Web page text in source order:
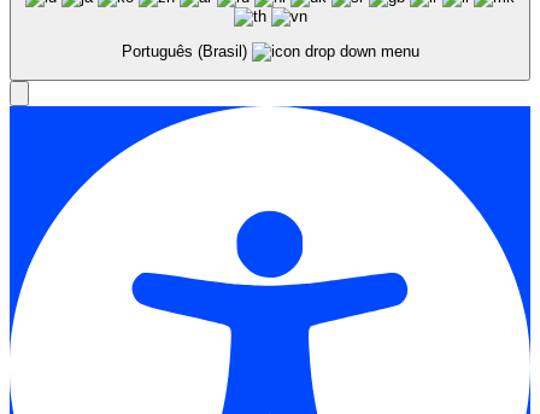
Português (Brasil)